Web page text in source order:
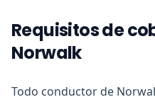
Requisitos de
Norwalk
Todo conductor de